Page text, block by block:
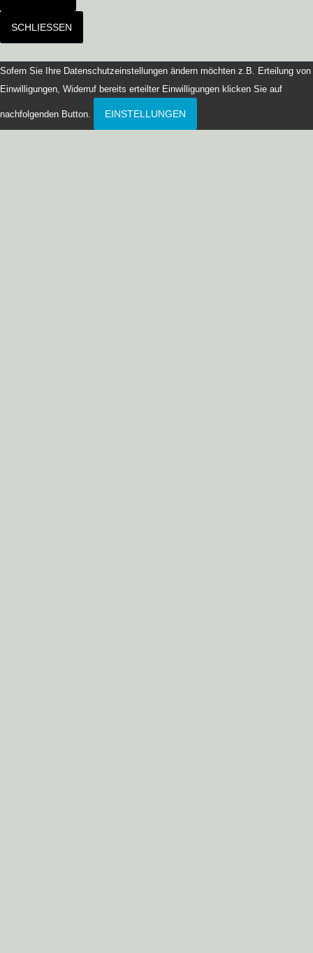
SCHLIESSEN
Sofern Sie Ihre Datenschutzeinstellungen ändern möchten z.B. Erteilung von
Einwilligungen, Widerruf bereits erteilter Einwilligungen klicken Sie auf
nachfolgenden Button. EINSTELLUNGEN